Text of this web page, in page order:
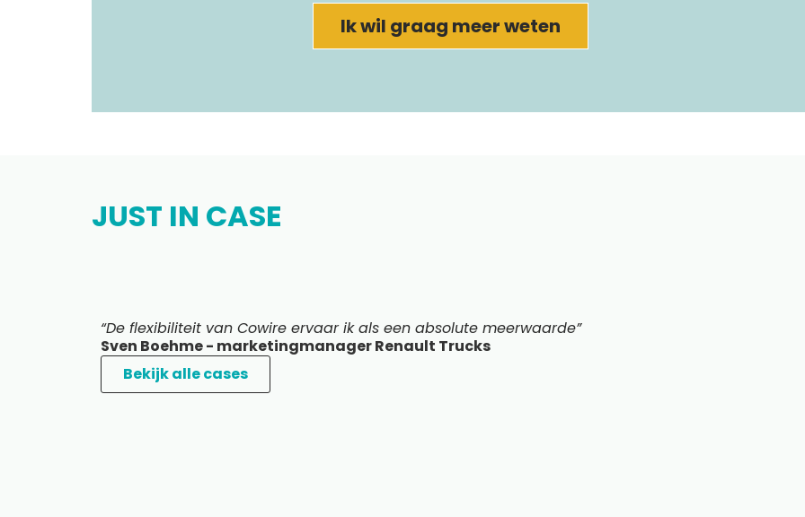
Ik wil graag meer weten
JUST IN CASE
“De flexibiliteit van Cowire ervaar ik als een absolute meerwaarde”
Sven Boehme - marketingmanager Renault Trucks
Bekijk alle cases